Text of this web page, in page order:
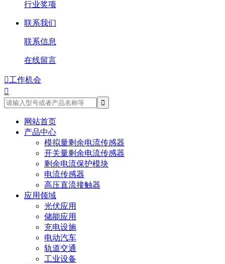
行业奖项
联系我们
联系信息
在线留言
工作机会

网站首页
产品中心
模拟量剩余电流传感器
开关量剩余电流传感器
剩余电流保护模块
电流传感器
高压直流接触器
应用领域
光伏应用
储能应用
充电设施
电动汽车
轨道交通
工业设备